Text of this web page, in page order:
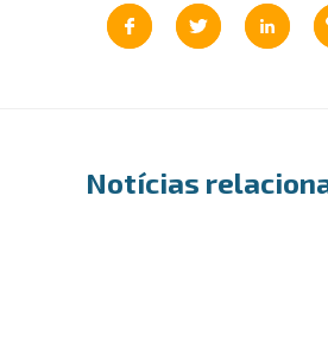
Notícias